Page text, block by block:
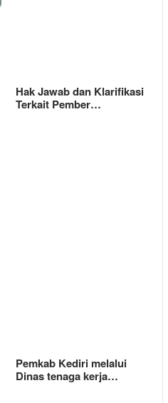
Hak Jawab dan Klarifikasi
Terkait Pember…
Pemkab Kediri melalui
Dinas tenaga kerja…